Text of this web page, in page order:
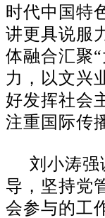
时代中国特
讲更具说服
体融合汇聚
力，以文兴
好发挥社会
注重国际传
刘小涛强
导，坚持党
会参与的工